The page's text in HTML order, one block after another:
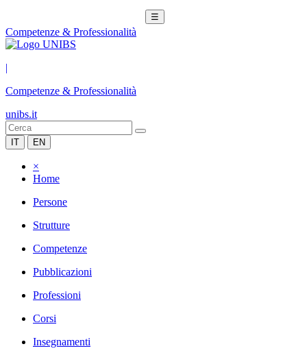
☰
Competenze & Professionalità
|
Competenze & Professionalità
unibs.it
IT EN
×
Home
Persone
Strutture
Competenze
Pubblicazioni
Professioni
Corsi
Insegnamenti